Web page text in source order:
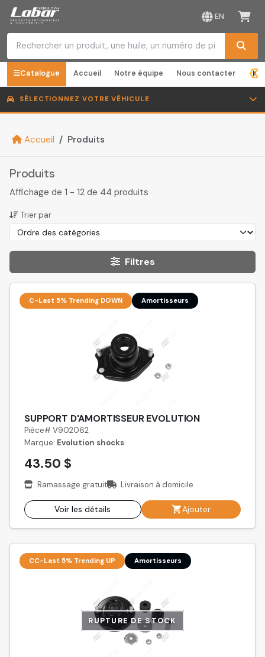
EN
Catalogue Accueil Notre équipe Nous contacter
SÉLECTIONNEZ VOTRE VÉHICULE
Accueil Produits
Produits
Affichage de 1 - 12 de 44 produits
Trier par
Filtres
C-Last 5% Trending DOWN Amortisseurs
SUPPORT D'AMORTISSEUR EVOLUTION
Pièce# V902062
Marque: Evolution shocks
43.50 $
Ramassage gratuit Livraison à domicile
Voir les détails Ajouter
CC-Last 5% Trending UP Amortisseurs
RUPTURE DE STOCK